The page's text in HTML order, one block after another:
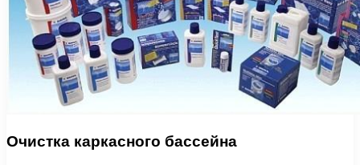
Очистка каркасного бассейна